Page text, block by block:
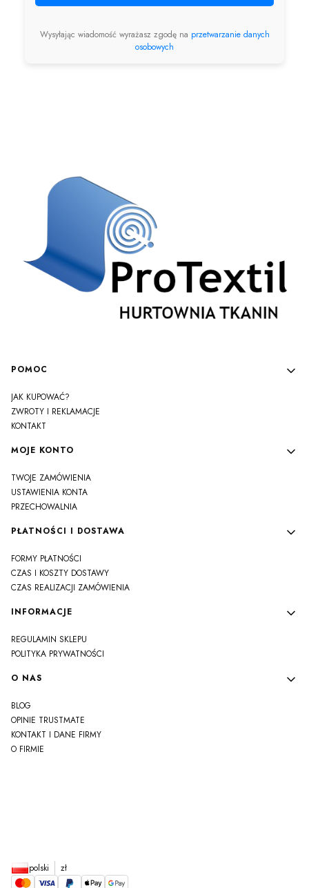
Wysyłając wiadomość wyrażasz zgodę na przetwarzanie danych
osobowych
Linki w stopce
POMOC
JAK KUPOWAĆ?
ZWROTY I REKLAMACJE
KONTAKT
MOJE KONTO
TWOJE ZAMÓWIENIA
USTAWIENIA KONTA
PRZECHOWALNIA
PŁATNOŚCI I DOSTAWA
FORMY PŁATNOŚCI
CZAS I KOSZTY DOSTAWY
CZAS REALIZACJI ZAMÓWIENIA
INFORMACJE
REGULAMIN SKLEPU
POLITYKA PRYWATNOŚCI
O NAS
BLOG
OPINIE TRUSTMATE
KONTAKT I DANE FIRMY
O FIRMIE
polski zł